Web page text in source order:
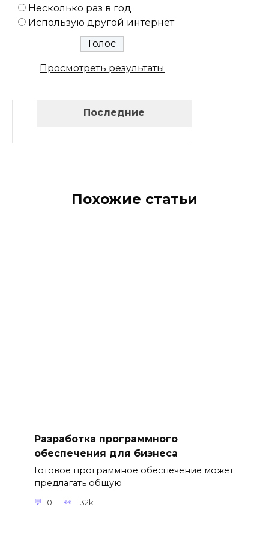
Несколько раз в год
Использую другой интернет
Просмотреть результаты
Последние
Похожие статьи
Разработка программного
обеспечения для бизнеса
Готовое программное обеспечение может
предлагать общую
0 132k.